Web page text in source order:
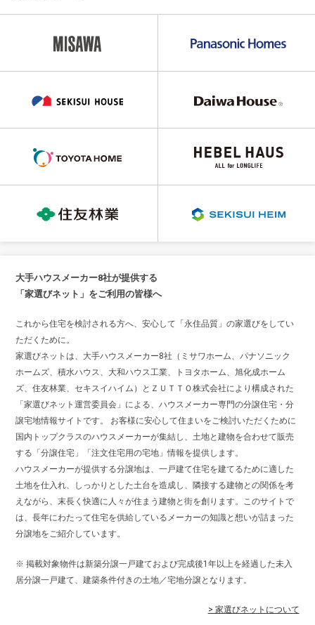
大手ハウスメーカー8社が提供する
「家選びネット」をご利用の皆様へ
これから住宅を検討される方へ、安心して「永住品質」の家選びをしてい
ただくために。
家選びネットは、大手ハウスメーカー8社（ミサワホーム、パナソニック
ホームズ、積水ハウス、大和ハウス工業、トヨタホーム、旭化成ホーム
ズ、住友林業、セキスイハイム）とＺＵＴＴＯ株式会社により構成された
「家選びネット運営委員会」による、ハウスメーカー専門の分譲住宅・分
譲宅地情報サイトです。 お客様に安心して住まいをご検討いただくために
国内トップクラスのハウスメーカーが集結し、土地と建物を合わせて販売
する「分譲住宅」「注文住宅用の宅地」情報を提供します。
ハウスメーカーが提供する分譲地は、一戸建て住宅を建てるために適した
土地を仕入れ、しっかりとした土台を造成し、隣接する建物との関係を考
えながら、末長く快適に人々が住まう建物と街を創ります。このサイトで
は、長年にわたって住宅を供給しているメーカーの知識と想いが詰まった
分譲地をご紹介しています。
※ 掲載対象物件は新築分譲一戸建ておよび完成後1年以上を経過した未入
居分譲一戸建て、建築条件付きの土地／宅地分譲となります。
> 家選びネットについて